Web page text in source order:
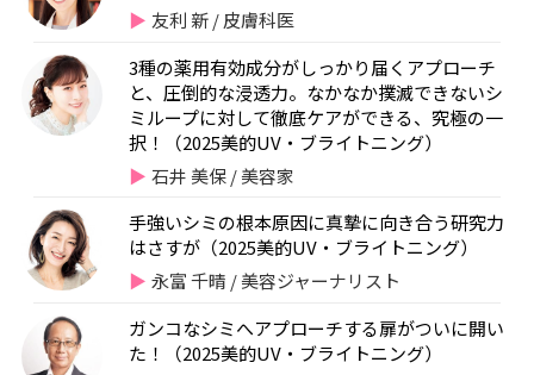
友利 新 / 皮膚科医
3種の薬用有効成分がしっかり届くアプローチ
と、圧倒的な浸透力。なかなか撲滅できないシ
ミループに対して徹底ケアができる、究極の一
択！（2025美的UV・ブライトニング）
石井 美保 / 美容家
手強いシミの根本原因に真摯に向き合う研究力
はさすが（2025美的UV・ブライトニング）
永富 千晴 / 美容ジャーナリスト
ガンコなシミへアプローチする扉がついに開い
た！（2025美的UV・ブライトニング）